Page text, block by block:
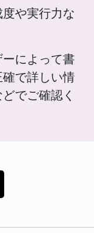
や実行力な
によって書
で詳しい情
でご確認く